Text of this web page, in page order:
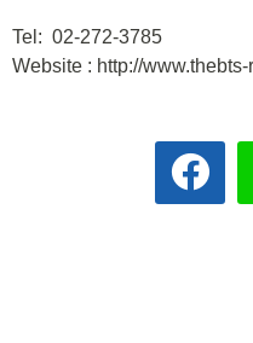
Tel: 02-272-3785
Website : http://